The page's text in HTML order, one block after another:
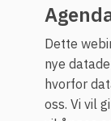
Dette
nye
hvorfor
oss. Vi vil